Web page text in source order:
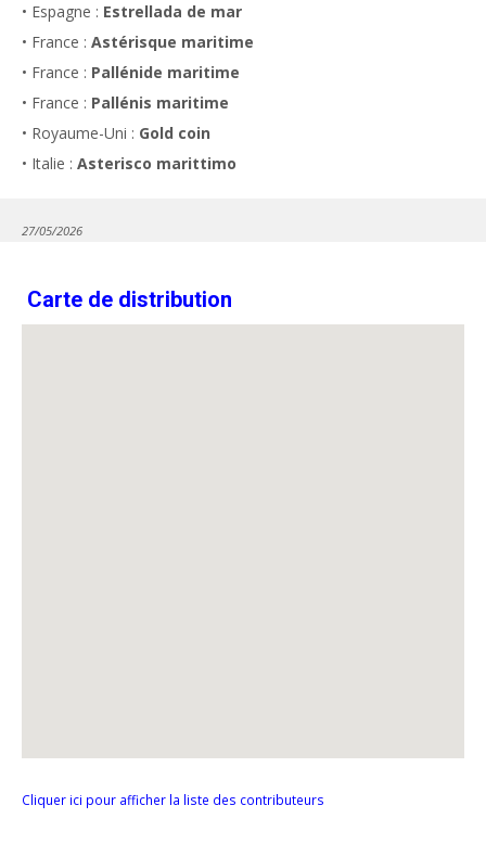
• Espagne : Estrellada de mar
• France : Astérisque maritime
• France : Pallénide maritime
• France : Pallénis maritime
• Royaume-Uni : Gold coin
• Italie : Asterisco marittimo
27/05/2026
Carte de distribution
Cliquer ici pour afficher la liste des contributeurs